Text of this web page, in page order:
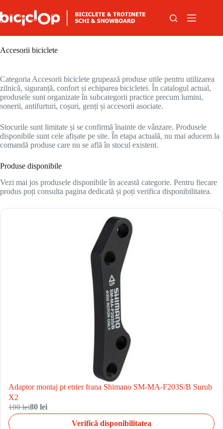
Accesorii biciclete
Categoria Accesorii biciclete grupează produse utile pentru utilizarea
zilnică, siguranță, confort și echiparea bicicletei. În catalogul actual,
produsele sunt organizate în subcategorii practice precum lumini,
sonerii, antifurturi, coșuri, genți și accesorii asociate.
Stocurile sunt limitate și se confirmă înainte de vânzare. Produsele
disponibile sunt cele afișate pe site. În etapa actuală, nu mai aducem la
comandă produse care nu se află în stocul existent.
Produse disponibile
Vezi mai jos produsele disponibile în această categorie. Pentru fiecare
produs poți consulta pagina dedicată și poți verifica disponibilitatea.
Adaptor montaj pt etrier frana Shimano SM-MA-F203S/B Surub
X2
100 lei80 lei
Verifică disponibilitatea